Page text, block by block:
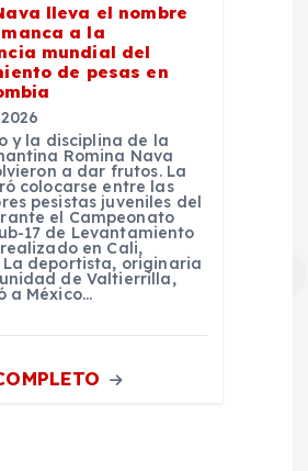
lleva el nombre
a la
mundial del
de pesas en
y la disciplina de la
Romina Nava
a dar frutos. La
colocarse entre las
pesistas juveniles del
el Campeonato
17 de Levantamiento
en Cali,
La deportista, originaria
de Valtierrilla,
a México…